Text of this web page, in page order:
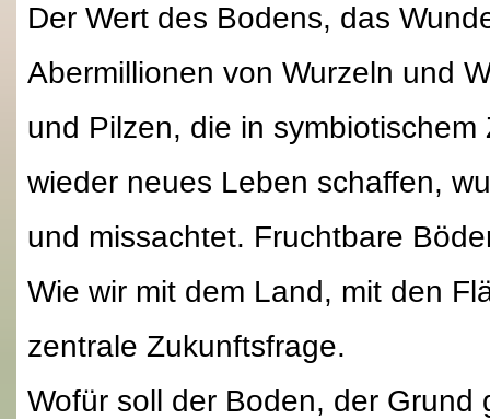
Der Wert des Bodens, das
Abermillionen von Wurzeln und
und Pilzen, die in symbiotischem
wieder neues Leben schaffen,
und missachtet. Fruchtbare
Wie wir mit dem Land, mit den
zentrale Zukunftsfrage.
Wofür soll der Boden, der Grund